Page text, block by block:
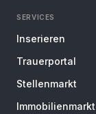
SERVICES
Inserieren
Trauerportal
Stellenmarkt
Immobilienmarkt